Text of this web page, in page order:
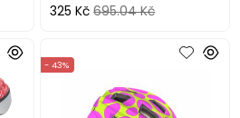
325 Kč 695.04 Kč
- 43%